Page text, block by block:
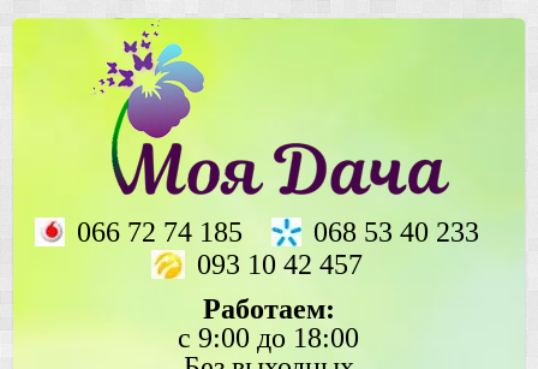
066 72 74 185
068 53 40 233
093 10 42 457
Работаем:
с 9:00 до 18:00